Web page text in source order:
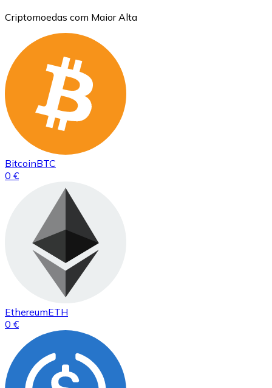
Criptomoedas com Maior Alta
BitcoinBTC
0 €
EthereumETH
0 €